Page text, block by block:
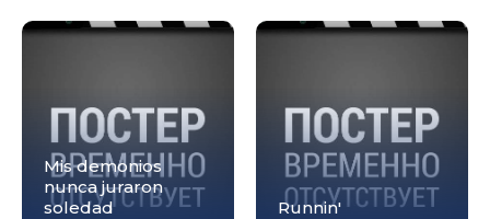
Mis demonios
nunca juraron
soledad
Runnin'